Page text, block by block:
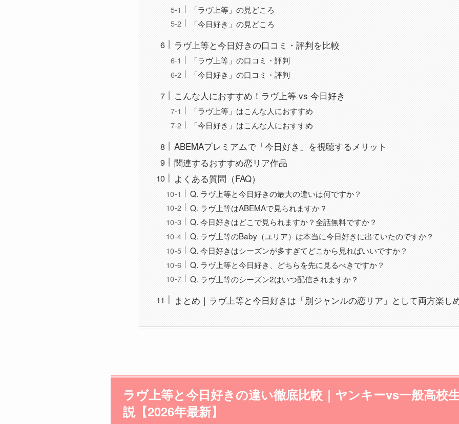
「ラヴ上等」の見どころ
「今日好き」の見どころ
ラヴ上等と今日好きの口コミ・評判を比較
「ラヴ上等」の口コミ・評判
「今日好き」の口コミ・評判
こんな人におすすめ！ラヴ上等 vs 今日好き
「ラヴ上等」はこんな人におすすめ
「今日好き」はこんな人におすすめ
ABEMAプレミアムで「今日好き」を視聴するメリット
関連するおすすめ恋リア作品
よくある質問（FAQ）
Q. ラヴ上等と今日好きの最大の違いは何ですか？
Q. ラヴ上等はABEMAで見られますか？
Q. 今日好きはどこで見られますか？全話無料ですか？
Q. ラヴ上等のBaby（ユリア）は本当に今日好きに出ていたのですか？
Q. 今日好きはシーズンが多すぎてどこから見ればいいですか？
Q. ラヴ上等と今日好き、どちらを先に見るべきですか？
Q. ラヴ上等のシーズン2はいつ配信されますか？
まとめ｜ラヴ上等と今日好きは「別ジャンルの恋リア」として両方楽し
ラヴ上等と今日好きの違い徹底比較｜ヤンキーvs一般高校
説【2026年最新】